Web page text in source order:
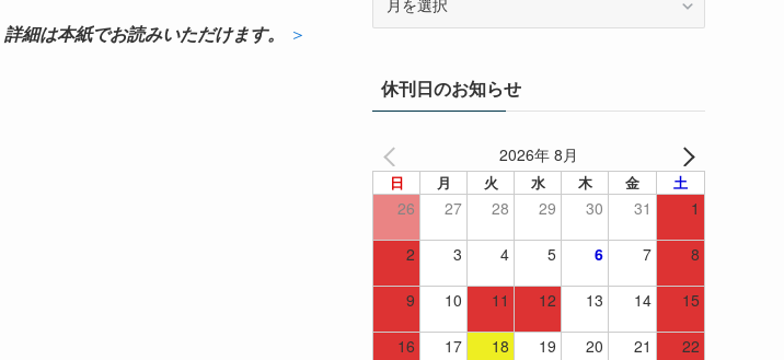
細は本紙でお読みいただけます。
＞
ブ休刊日のお知らせ
2026年 8月
日 月 火 水 木 金 土
26 27 28 29 30 31 1
2 3 4 5 6 7 8
9 10 11 12 13 14 15
16 17 18 19 20 21 22